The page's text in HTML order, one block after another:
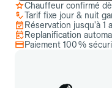
Chauffeur confirmé
Tarif fixe jour & nuit
Réservation jusqu’à 1
Replanification
Paiement 100 %